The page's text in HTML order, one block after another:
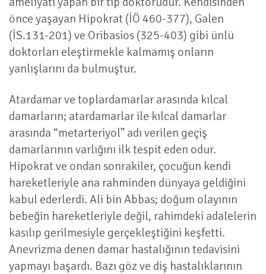
önce yaşayan Hipokrat (İÖ 460-377), Galen
(İS.131-201) ve Oribasios (325-403) gibi ünlü
doktorları eleştirmekle kalmamış onların
yanlışlarını da bulmuştur.
Atardamar ve toplardamarlar arasında kılcal
damarların; atardamarlar ile kılcal damarlar
arasında “metarteriyol” adı verilen geçiş
damarlarının varlığını ilk tespit eden odur.
Hipokrat ve ondan sonrakiler, çocuğun kendi
hareketleriyle ana rahminden dünyaya geldiğini
kabul ederlerdi. Ali bin Abbas; doğum olayının
bebeğin hareketleriyle değil, rahimdeki adalelerin
kasılıp gerilmesiyle gerçekleştiğini keşfetti.
Anevrizma denen damar hastalığının tedavisini
yapmayı başardı. Bazı göz ve diş hastalıklarının